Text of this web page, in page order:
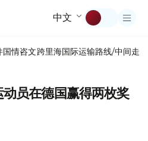
中文
国情咨文跨里海国际运输路线/中间走廊
员在德国赢得两枚奖